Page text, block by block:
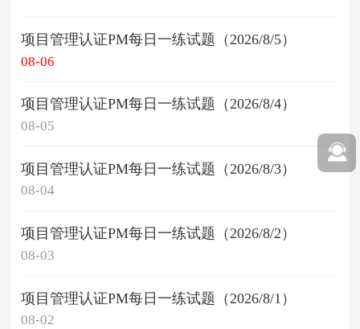
项目管理认证PM每日一练试题（2026/8/5）
08-06
项目管理认证PM每日一练试题（2026/8/4）
08-05
项目管理认证PM每日一练试题（2026/8/3）
08-04
项目管理认证PM每日一练试题（2026/8/2）
08-03
项目管理认证PM每日一练试题（2026/8/1）
08-02